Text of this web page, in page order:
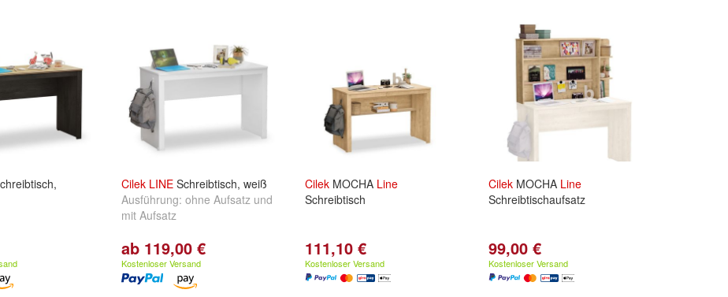
Cilek LINE Schreibtisch, weiß
Ausführung: ohne Aufsatz und
mit Aufsatz
ab 119,00 €
Kostenloser Versand
Cilek MOCHA Line
Schreibtisch
111,10 €
Kostenloser Versand
Cilek MOCHA Line
Schreibtischaufsatz
99,00 €
Kostenloser Versand